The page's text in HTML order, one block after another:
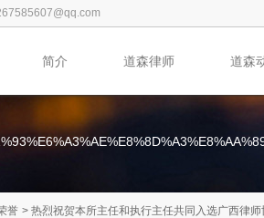
简介 道森律师 道森
誉 > 热烈祝贺本所主任和执行主任共同入选广西律